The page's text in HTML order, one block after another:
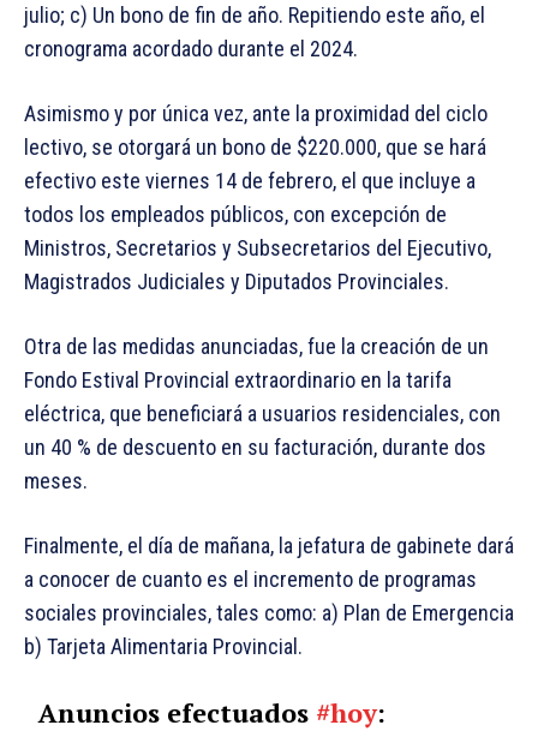
julio; c) Un bono de fin de año. Repitiendo este año, el
cronograma acordado durante el 2024.
Asimismo y por única vez, ante la proximidad del ciclo
lectivo, se otorgará un bono de $220.000, que se hará
efectivo este viernes 14 de febrero, el que incluye a
todos los empleados públicos, con excepción de
Ministros, Secretarios y Subsecretarios del Ejecutivo,
Magistrados Judiciales y Diputados Provinciales.
Otra de las medidas anunciadas, fue la creación de un
Fondo Estival Provincial extraordinario en la tarifa
eléctrica, que beneficiará a usuarios residenciales, con
un 40 % de descuento en su facturación, durante dos
meses.
Finalmente, el día de mañana, la jefatura de gabinete dará
a conocer de cuanto es el incremento de programas
sociales provinciales, tales como: a) Plan de Emergencia
b) Tarjeta Alimentaria Provincial.
Anuncios efectuados #hoy: